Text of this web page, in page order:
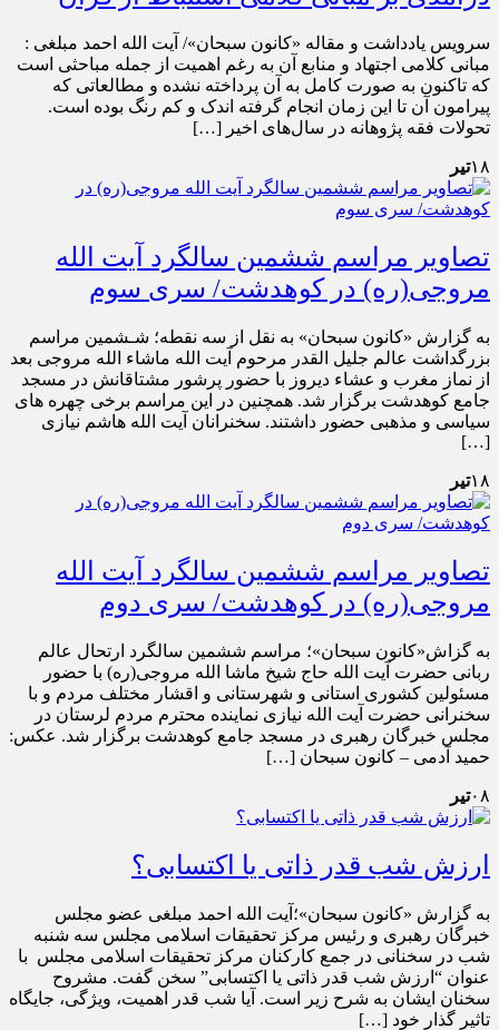
سرویس یادداشت و مقاله «کانون سبحان»/ آیت الله احمد مبلغی :
مبانی کلامی اجتهاد و منابع آن به رغم اهمیت از جمله مباحثی است
که تاکنون به صورت کامل به آن پرداخته نشده و مطالعاتی که
پیرامون آن تا این زمان انجام گرفته اندک و کم رنگ بوده است.
تحولات فقه‌ پژوهانه در سال‌های اخیر […]
۱۸تیر
تصاویر مراسم ششمین سالگرد آیت الله
مروجی(ره) در کوهدشت/ سری سوم
به گزارش «کانون سبحان» به نقل از سه نقطه؛ شـشمین مراسم
بزرگداشت عالم جلیل القدر مرحوم آیت الله ماشاء الله مروجی بعد
از نماز مغرب و عشاء دیروز با حضور پرشور مشتاقانش در مسجد
جامع کوهدشت برگزار شد. همچنین در این مراسم برخی چهره های
سیاسی و مذهبی حضور داشتند. سخنرانان آیت الله هاشم نیازی
[…]
۱۸تیر
تصاویر مراسم ششمین سالگرد آیت الله
مروجی(ره) در کوهدشت/ سری دوم
به گزاش«کانون سبحان»؛ مراسم ششمین سالگرد ارتحال عالم
ربانی حضرت آیت الله حاج شیخ ماشا الله مروجی(ره) با حضور
مسئولین کشوری استانی و شهرستانی و اقشار مختلف مردم و با
سخنرانی حضرت آیت الله نیازی نماینده محترم مردم لرستان در
مجلس خبرگان رهبری در مسجد جامع کوهدشت برگزار شد. عکس:
حمید آدمی – کانون سبحان […]
۰۸تیر
ارزش شب قدر ذاتی یا اکتسابی؟
به گزارش «کانون سبحان»؛آیت الله احمد مبلغی عضو مجلس
خبرگان رهبری و رئیس مرکز تحقیقات اسلامی مجلس سه شنبه
شب در سخنانی در جمع کارکنان مرکز تحقیقات اسلامی مجلس با
عنوان “ارزش شب قدر ذاتی یا اکتسابی” سخن گفت. مشروح
سخنان ایشان به شرح زیر است. آیا شب قدر اهمیت، ویژگی، جایگاه
تاثیر گذار خود […]